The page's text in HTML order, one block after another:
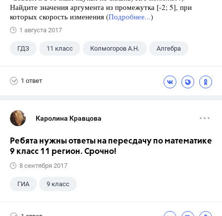
Найдите значения аргумента из промежутка [-2; 5], при
которых скорость изменения (Подробнее...)
1 августа 2017
ГДЗ 11 класс Колмогоров А.Н. Алгебра
1 ответ
Каролина Кравцова
Ребята нужны ответы на пересдачу по математике
9 класс 11 регион. Срочно!
8 сентября 2017
ГИА 9 класс